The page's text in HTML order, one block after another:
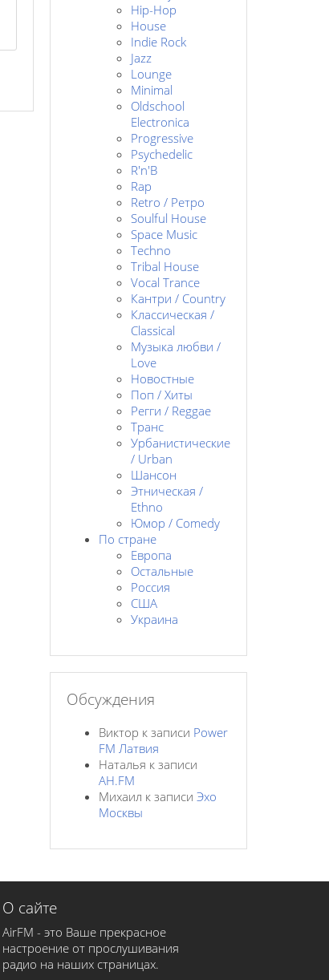
Hip-Hop
House
Indie Rock
Jazz
Lounge
Minimal
Oldschool
Electronica
Progressive
Psychedelic
R'n'B
Rap
Retro / Ретро
Soulful House
Space Music
Techno
Tribal House
Vocal Trance
Кантри / Country
Классическая /
Classical
Музыка любви /
Love
Новостные
Поп / Хиты
Регги / Reggae
Транс
Урбанистические
/ Urban
Шансон
Этническая /
Ethno
Юмор / Comedy
По стране
Европа
Остальные
Россия
США
Украина
Обсуждения
Виктор к записи Power
FM Латвия
Наталья к записи
AH.FM
Михаил к записи Эхо
Москвы
О сайте
AirFM - это Ваше прекрасное
настроение от прослушивания
радио на наших страницах.